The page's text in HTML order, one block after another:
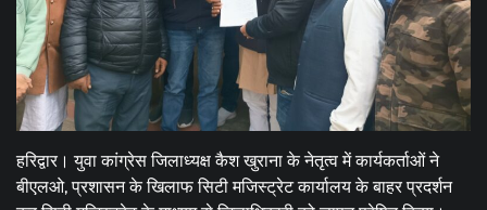
हरिद्वार। युवा कांग्रेस जिलाध्यक्ष कैश खुराना के नेतृत्व में कार्यकर्ताओं ने
बीएलओ, प्रशासन के खिलाफ सिटी मजिस्ट्रेट कार्यालय के बाहर प्रदर्शन